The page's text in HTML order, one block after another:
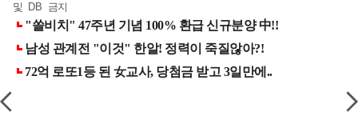
및 DB 금지